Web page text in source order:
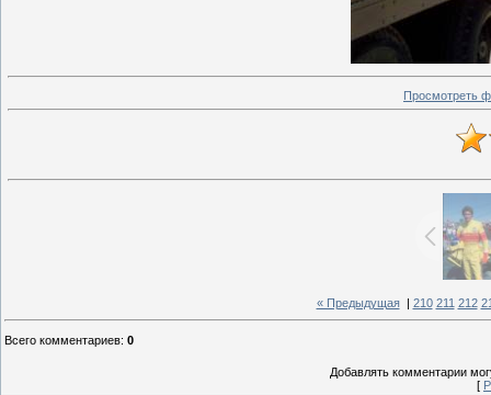
Просмотреть
« Предыдущая| 210 211 212
Всего комментариев: 0
Добавлять комментарии
[